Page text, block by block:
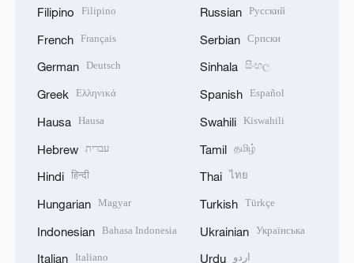
Filipino Filipino
French Français
German Deutsch
Greek Ελληνικά
Hausa Hausa
Hebrew עברית
Hindi हिन्दी
Hungarian Magyar
Indonesian Bahasa Indonesia
Italian Italiano
Russian Русский
Serbian Српски
Sinhala සිංහල
Spanish Español
Swahili Kiswahili
Tamil தமிழ்
Thai ไทย
Turkish Türkçe
Ukrainian Українська
Urdu اردو